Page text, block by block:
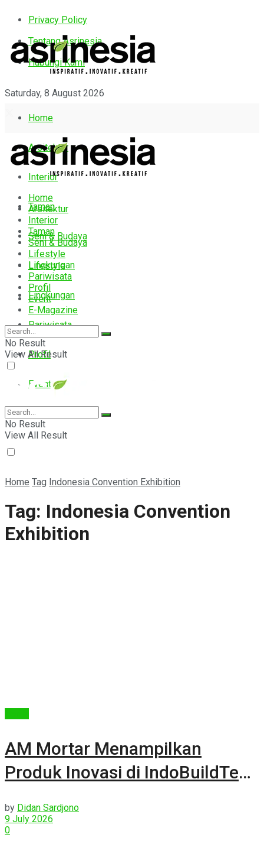
Privacy Policy
Tentang Asrinesia
Hubungi Kami
Saturday, 8 August 2026
Home
Arsitektur
Interior
Taman
Seni & Budaya
Lifestyle
Lingkungan
Pariwisata
Profil
Event
E-Magazine
Home
Arsitektur
Interior
Taman
Seni & Budaya
Lifestyle
Lingkungan
Pariwisata
Profil
Event
E-Magazine
No Result
View All Result
No Result
View All Result
Home Tag Indonesia Convention Exhibition
Tag: Indonesia Convention
Exhibition
AM Mortar Menampilkan
Produk Inovasi di IndoBuildTech
by Didan Sardjono
9 July 2026
0